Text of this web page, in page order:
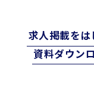
求⼈掲載をは
資料ダウン